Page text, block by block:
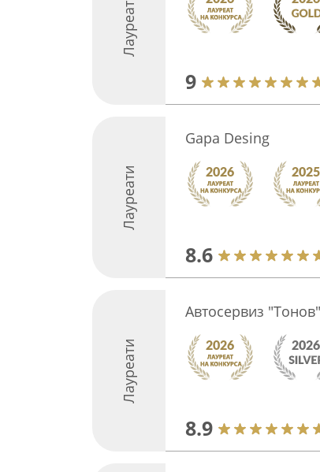
Лауреати
9
Лауреати
Gapa Desing
8.6
Лауреати
Автосервиз "Тонов"
8.9